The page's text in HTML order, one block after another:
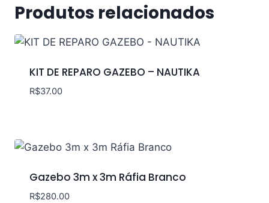
Produtos relacionados
KIT DE REPARO GAZEBO – NAUTIKA
R$37.00
Gazebo 3m x 3m Ráfia Branco
R$280.00